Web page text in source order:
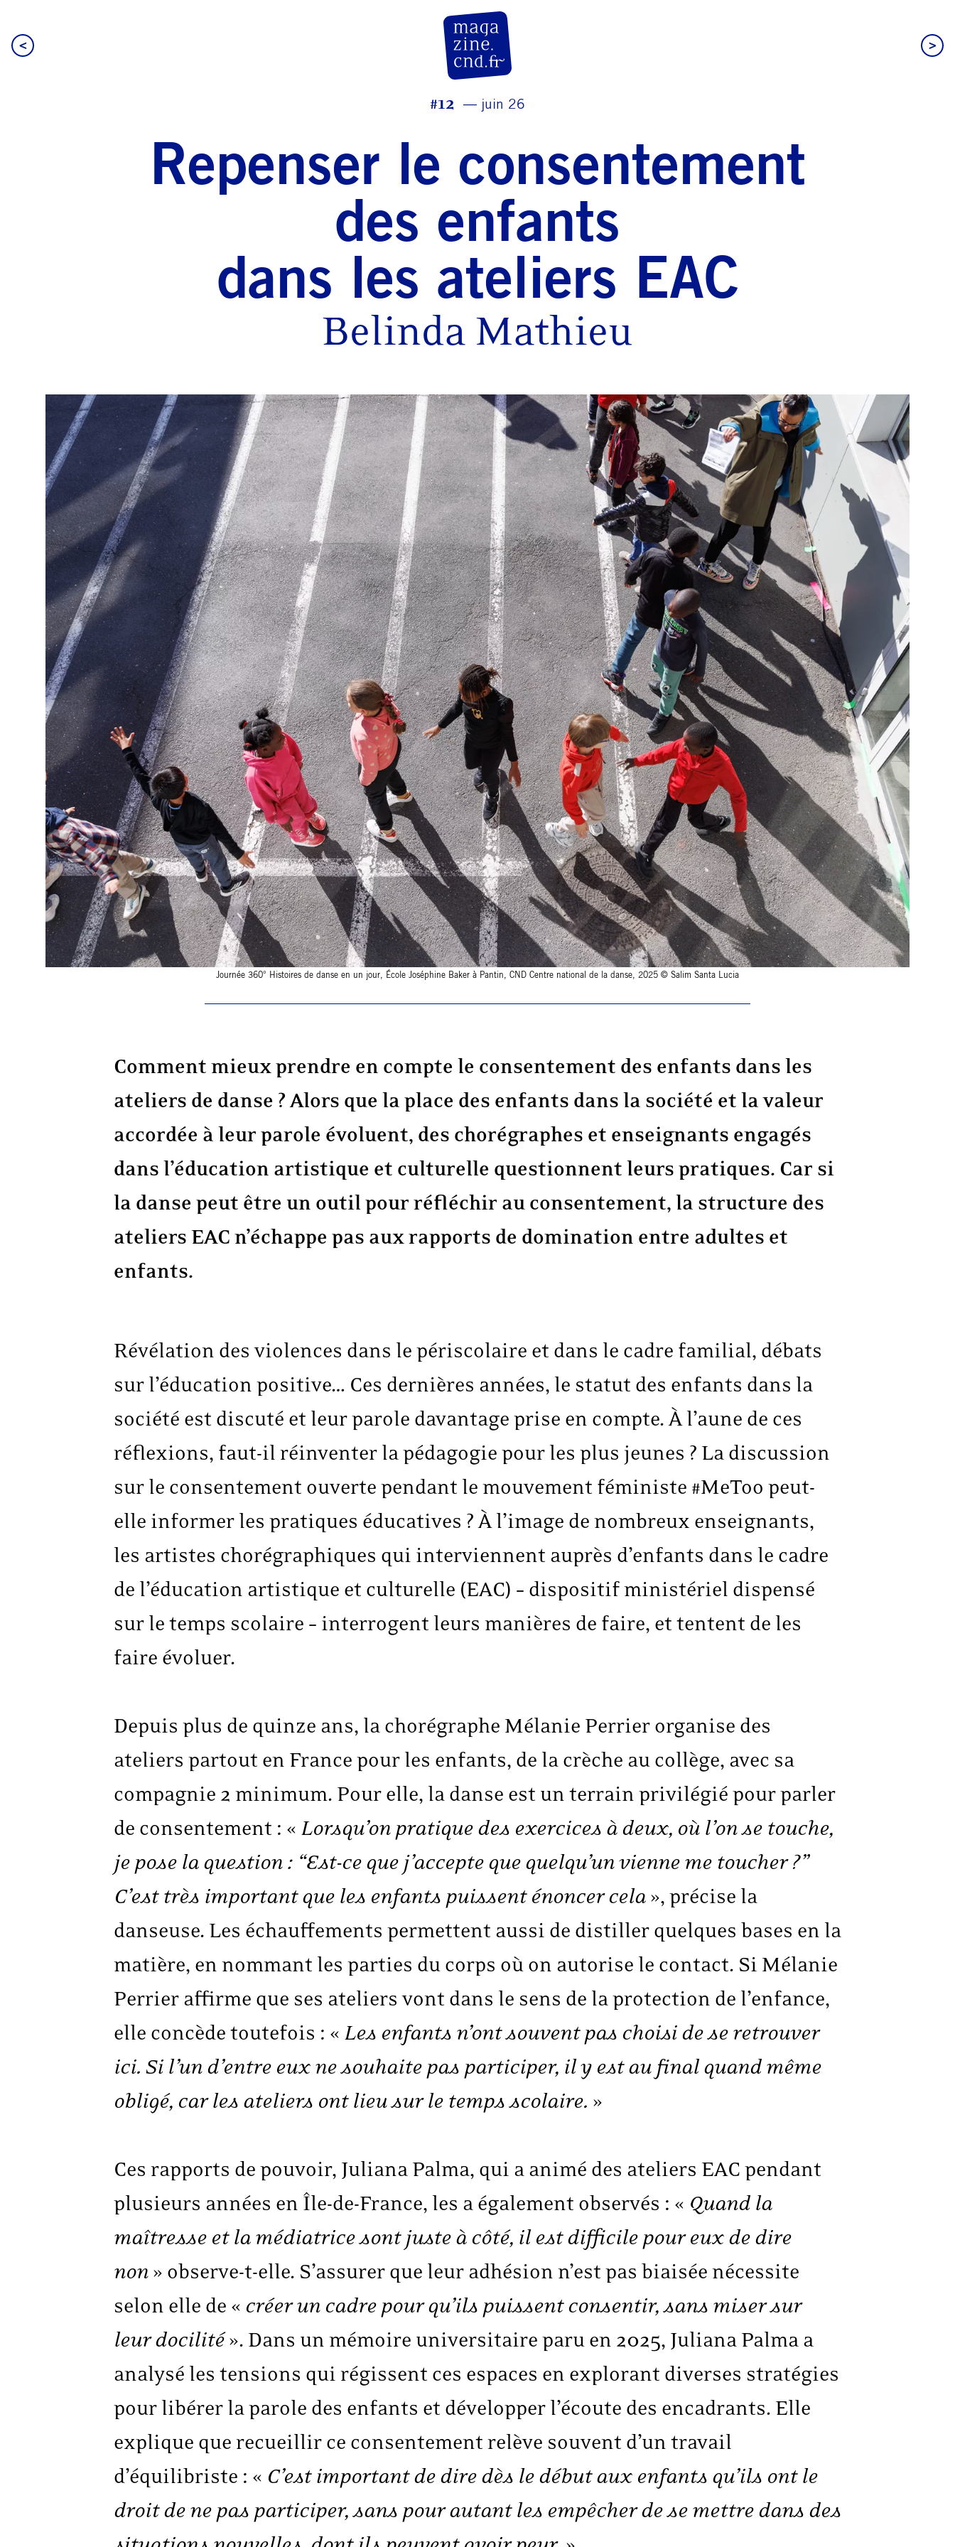
< >
#12 juin 26
Repenser le consentement
des enfants
dans les ateliers EAC
Belinda Mathieu
Journée 360° Histoires de danse en un jour, École Joséphine Baker à Pantin, CND Centre national de la danse, 2025 © Salim Santa Lucia
Comment mieux prendre en compte le consentement des enfants dans les
ateliers de danse ? Alors que la place des enfants dans la société et la valeur
accordée à leur parole évoluent, des chorégraphes et enseignants engagés
dans l’éducation artistique et culturelle questionnent leurs pratiques. Car si
la danse peut être un outil pour réfléchir au consentement, la structure des
ateliers EAC n’échappe pas aux rapports de domination entre adultes et
enfants.
Révélation des violences dans le périscolaire et dans le cadre familial, débats
sur l’éducation positive… Ces dernières années, le statut des enfants dans la
société est discuté et leur parole davantage prise en compte. À l’aune de ces
réflexions, faut-il réinventer la pédagogie pour les plus jeunes ? La discussion
sur le consentement ouverte pendant le mouvement féministe #MeToo peut-
elle informer les pratiques éducatives ? À l’image de nombreux enseignants,
les artistes chorégraphiques qui interviennent auprès d’enfants dans le cadre
de l’éducation artistique et culturelle (EAC) – dispositif ministériel dispensé
sur le temps scolaire – interrogent leurs manières de faire, et tentent de les
faire évoluer.
Depuis plus de quinze ans, la chorégraphe Mélanie Perrier organise des
ateliers partout en France pour les enfants, de la crèche au collège, avec sa
compagnie 2 minimum. Pour elle, la danse est un terrain privilégié pour parler
de consentement : « Lorsqu’on pratique des exercices à deux, où l’on se touche,
je pose la question : “Est-ce que j’accepte que quelqu’un vienne me toucher ?”
C’est très important que les enfants puissent énoncer cela », précise la
danseuse. Les échauffements permettent aussi de distiller quelques bases en la
matière, en nommant les parties du corps où on autorise le contact. Si Mélanie
Perrier affirme que ses ateliers vont dans le sens de la protection de l’enfance,
elle concède toutefois : « Les enfants n’ont souvent pas choisi de se retrouver
ici. Si l’un d’entre eux ne souhaite pas participer, il y est au final quand même
obligé, car les ateliers ont lieu sur le temps scolaire. »
Ces rapports de pouvoir, Juliana Palma, qui a animé des ateliers EAC pendant
plusieurs années en Île-de-France, les a également observés : « Quand la
maîtresse et la médiatrice sont juste à côté, il est difficile pour eux de dire
non » observe-t-elle. S’assurer que leur adhésion n’est pas biaisée nécessite
selon elle de « créer un cadre pour qu’ils puissent consentir, sans miser sur
leur docilité». Dans un mémoire universitaire paru en 2025, Juliana Palma a
analysé les tensions qui régissent ces espaces en explorant diverses stratégies
pour libérer la parole des enfants et développer l’écoute des encadrants. Elle
explique que recueillir ce consentement relève souvent d’un travail
d’équilibriste : « C’est important de dire dès le début aux enfants qu’ils ont le
droit de ne pas participer, sans pour autant les empêcher de se mettre dans des